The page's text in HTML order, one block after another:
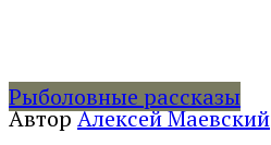
Рыболовные рассказы
АвторАлексей Маевский